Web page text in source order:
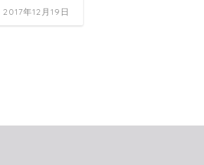
2017年12月19日